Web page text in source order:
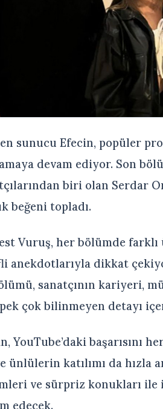
sunucu Efecin, popüler
devam ediyor. Son
biri olan Serdar
beğeni topladı.
Vuruş, her bölümde
anekdotlarıyla dikkat
sanatçının kariyeri,
çok bilinmeyen detayı
YouTube’daki başarısını
ünlülerin katılımı da hızla
ve sürpriz konukları
edecek.